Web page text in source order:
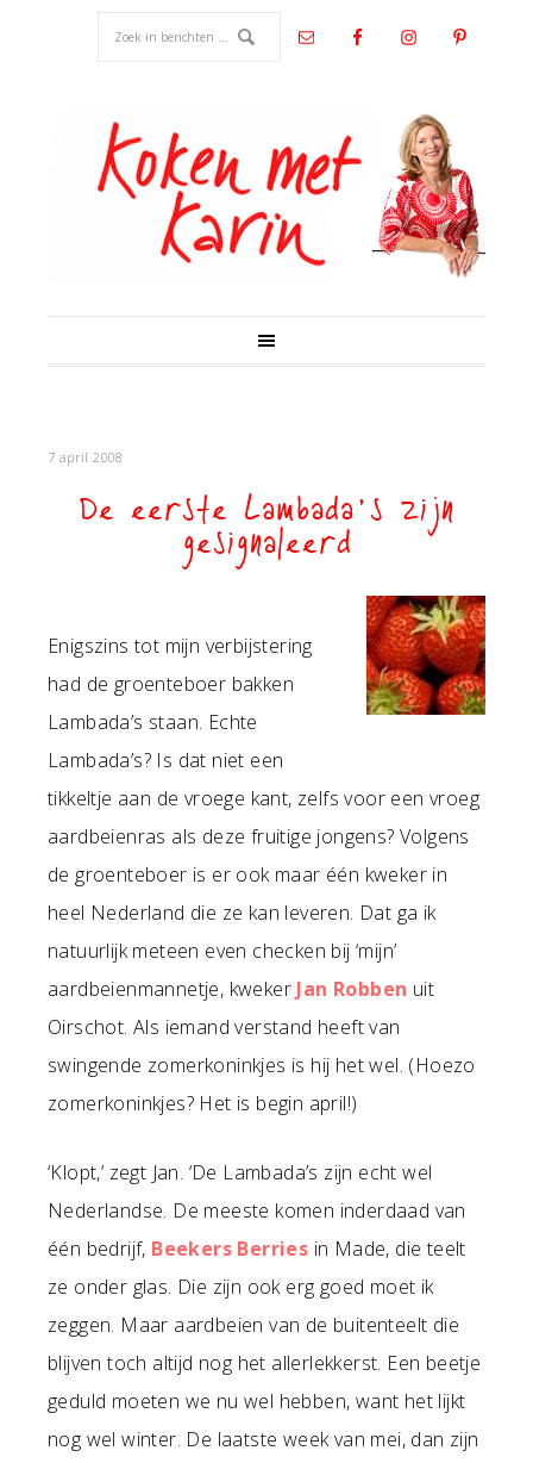
7 april 2008
De eerste Lambada’s zijn
gesignaleerd
Enigszins tot mijn verbijstering
had de groenteboer bakken
Lambada’s staan. Echte
Lambada’s? Is dat niet een
tikkeltje aan de vroege kant, zelfs voor een vroeg
aardbeienras als deze fruitige jongens? Volgens
de groenteboer is er ook maar één kweker in
heel Nederland die ze kan leveren. Dat ga ik
natuurlijk meteen even checken bij ‘mijn’
aardbeienmannetje, kweker Jan Robben uit
Oirschot. Als iemand verstand heeft van
swingende zomerkoninkjes is hij het wel. (Hoezo
zomerkoninkjes? Het is begin april!)
‘Klopt,’ zegt Jan. ‘De Lambada’s zijn echt wel
Nederlandse. De meeste komen inderdaad van
één bedrijf, Beekers Berries in Made, die teelt
ze onder glas. Die zijn ook erg goed moet ik
zeggen. Maar aardbeien van de buitenteelt die
blijven toch altijd nog het allerlekkerst. Een beetje
geduld moeten we nu wel hebben, want het lijkt
nog wel winter. De laatste week van mei, dan zijn